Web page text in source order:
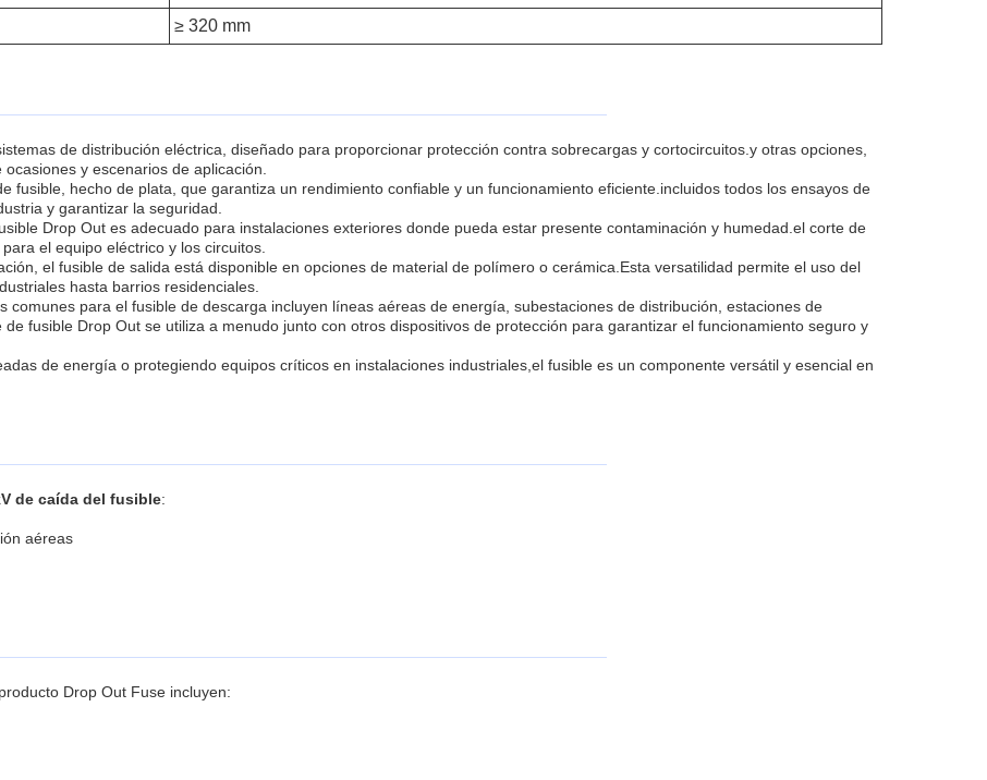
≥ 320 mm
de distribución eléctrica, diseñado para proporcionar protección contra sobrecargas y cortocircuitos.y otras opciones,
y escenarios de aplicación.
fusible, hecho de plata, que garantiza un rendimiento confiable y un funcionamiento eficiente.incluidos todos los ensayos de
y garantizar la seguridad.
Drop Out es adecuado para instalaciones exteriores donde pueda estar presente contaminación y humedad.el corte de
el equipo eléctrico y los circuitos.
el fusible de salida está disponible en opciones de material de polímero o cerámica.Esta versatilidad permite el uso del
hasta barrios residenciales.
comunes para el fusible de descarga incluyen líneas aéreas de energía, subestaciones de distribución, estaciones de
fusible Drop Out se utiliza a menudo junto con otros dispositivos de protección para garantizar el funcionamiento seguro y
de energía o protegiendo equipos críticos en instalaciones industriales,el fusible es un componente versátil y esencial en
de caída del fusible:
aéreas
Drop Out Fuse incluyen: